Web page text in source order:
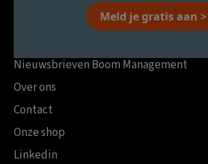
Meld je gratis aan >
Nieuwsbrieven Boom Management
Over ons
Contact
Onze shop
Linkedin